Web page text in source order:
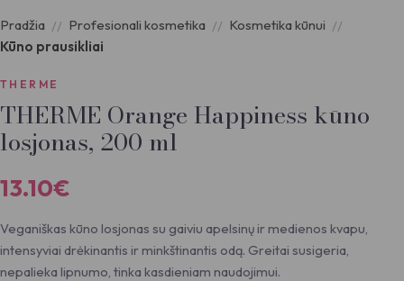
Pradžia Profesionali kosmetika
Kosmetika kūnui
Kūno prausikliai
THERME
THERME Orange Happiness kūno
losjonas, 200 ml
13.10€
Veganiškas kūno losjonas su gaiviu apelsinų ir medienos kvapu,
intensyviai drėkinantis ir minkštinantis odą. Greitai susigeria,
nepalieka lipnumo, tinka kasdieniam naudojimui.